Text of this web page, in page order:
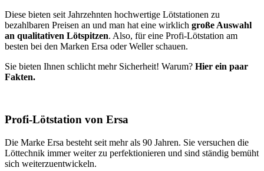
Diese bieten seit Jahrzehnten hochwertige Lötstationen zu
bezahlbaren Preisen an und man hat eine wirklich große Auswahl
an qualitativen Lötspitzen. Also, für eine Profi-Lötstation am
besten bei den Marken Ersa oder Weller schauen.
Sie bieten Ihnen schlicht mehr Sicherheit! Warum? Hier ein paar
Fakten.
Profi-Lötstation von Ersa
Die Marke Ersa besteht seit mehr als 90 Jahren. Sie versuchen die
Löttechnik immer weiter zu perfektionieren und sind ständig bemüht
sich weiterzuentwickeln.